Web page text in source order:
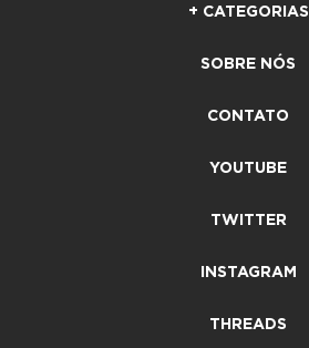
+ CATEGORIAS
SOBRE NÓS
CONTATO
YOUTUBE
TWITTER
INSTAGRAM
THREADS